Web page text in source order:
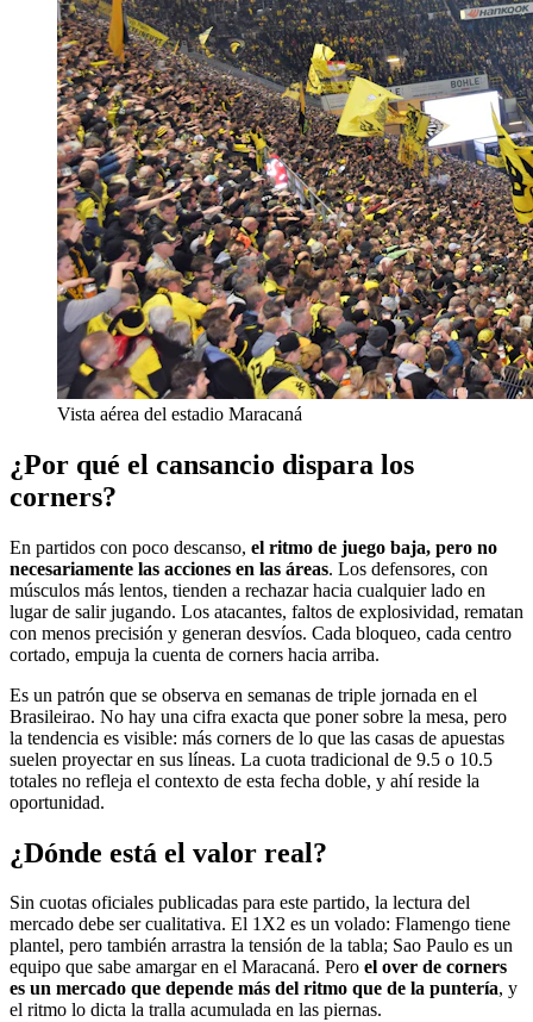
Vista aérea del estadio Maracaná
¿Por qué el cansancio dispara los
corners?
En partidos con poco descanso, el ritmo de juego baja, pero no
necesariamente las acciones en las áreas. Los defensores, con
músculos más lentos, tienden a rechazar hacia cualquier lado en
lugar de salir jugando. Los atacantes, faltos de explosividad, rematan
con menos precisión y generan desvíos. Cada bloqueo, cada centro
cortado, empuja la cuenta de corners hacia arriba.
Es un patrón que se observa en semanas de triple jornada en el
Brasileirao. No hay una cifra exacta que poner sobre la mesa, pero
la tendencia es visible: más corners de lo que las casas de apuestas
suelen proyectar en sus líneas. La cuota tradicional de 9.5 o 10.5
totales no refleja el contexto de esta fecha doble, y ahí reside la
oportunidad.
¿Dónde está el valor real?
Sin cuotas oficiales publicadas para este partido, la lectura del
mercado debe ser cualitativa. El 1X2 es un volado: Flamengo tiene
plantel, pero también arrastra la tensión de la tabla; Sao Paulo es un
equipo que sabe amargar en el Maracaná. Pero el over de corners
es un mercado que depende más del ritmo que de la puntería, y
el ritmo lo dicta la tralla acumulada en las piernas.